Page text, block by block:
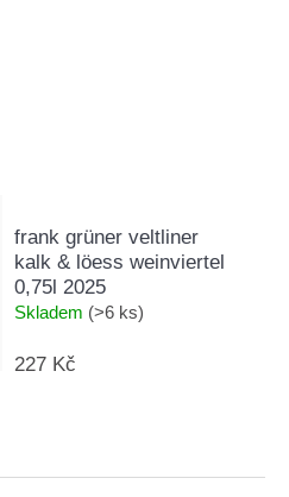
frank grüner veltliner
kalk & löess weinviertel
0,75l 2025
Skladem (>6 ks)
227 Kč